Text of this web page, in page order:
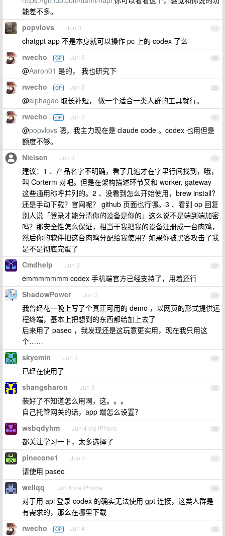
能差不多。
27
popvlovs Jun 3
chatgpt app 不是本身就可以操作 pc 上的 codex 了么
28
rwecho OP Jun 3
@Aaron01 是的， 我也研究下
29
rwecho OP Jun 3
@alphagao 取长补短， 做一个适合一类人群的工具就行。
30
rwecho OP Jun 3
@popvlovs 嗯，我主力现在是 claude code 。codex 也用但是
额度不够。
31
Nielsen Jun 3
建议：1 、产品名字不明确，看了几遍才在字里行间找到，哦，
叫 Corterm 对吧。但是在架构描述环节又和 worker, gateway
这些通用称呼并列的。2 、没看到怎么开始使用，brew install?
还是手动下载？官网呢？ github 页面也行哪。3 、看到 op 回复
别人说「登录才能分清你的设备是你的」这么说不是端到端加密
吗？那安全性怎么保证，相当于我把我的设备注册成一台肉鸡，
然后你的软件把这台肉鸡分配给我使用？如果你被黑客攻击了我
是不是彻底完蛋了
32
Cmdhelp Jun 3
emmmmmmm codex 手机端官方已经支持了，用着还行
33
ShadowPower Jun 3
我曾经花一晚上写了个真正可用的 demo ，以网页的形式提供远
程终端，基本上把想到的东西都给加上去了
后来用了 paseo ，我发现还是这玩意更实用，现在我只用这
个……
34
skyemin Jun 3
已经在使用了
35
shangsharon Jun 3
装好了不知道怎么用啊，这。。。
自己托管网关的话，app 端怎么设置？
36
wsbqdyhm Jun 4 via iPhone
都关注学习一下，太多选择了
37
pinecone1 Jun 4
请使用 paseo
38
wellqq Jun 4 via iPhone
对于用 api 登录 codex 的确实无法使用 gpt 连接，这类人群是
有需求的，那么在哪里下载
39
rwecho OP Jun 4